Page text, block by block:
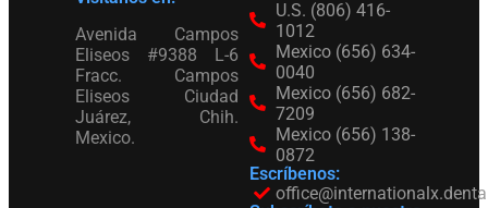
Avenida Campos
Eliseos #9388 L-6
Fracc. Campos
Eliseos Ciudad
Juárez, Chih.
Mexico.
U.S. (806) 416-
1012
Mexico (656) 634-
0040
Mexico (656) 682-
7209
Mexico (656) 138-
0872
Escríbenos: